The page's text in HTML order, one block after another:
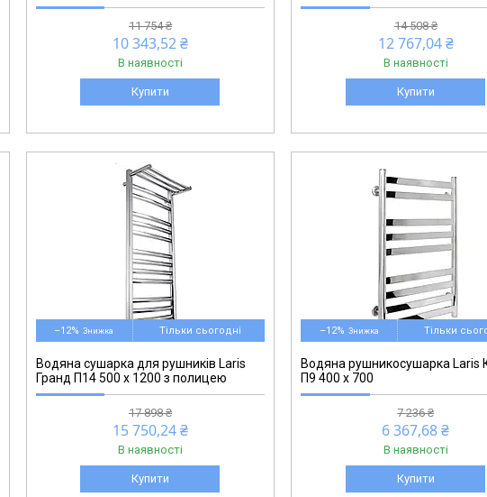
11 754 ₴
10 343,52 ₴
В наявності
Купити
14 508 ₴
12 767,04 ₴
В наявності
Купити
–12% Тільки сьогодні
Водяна сушарка для рушників Laris
Гранд П14 500 х 1200 з полицею
17 898 ₴
15 750,24 ₴
В наявності
Купити
71207563
–12% Тільки
Водяна рушникосушарка Laris
П9 400 х 700
7 236 ₴
6 367,68 ₴
В наявності
Купити